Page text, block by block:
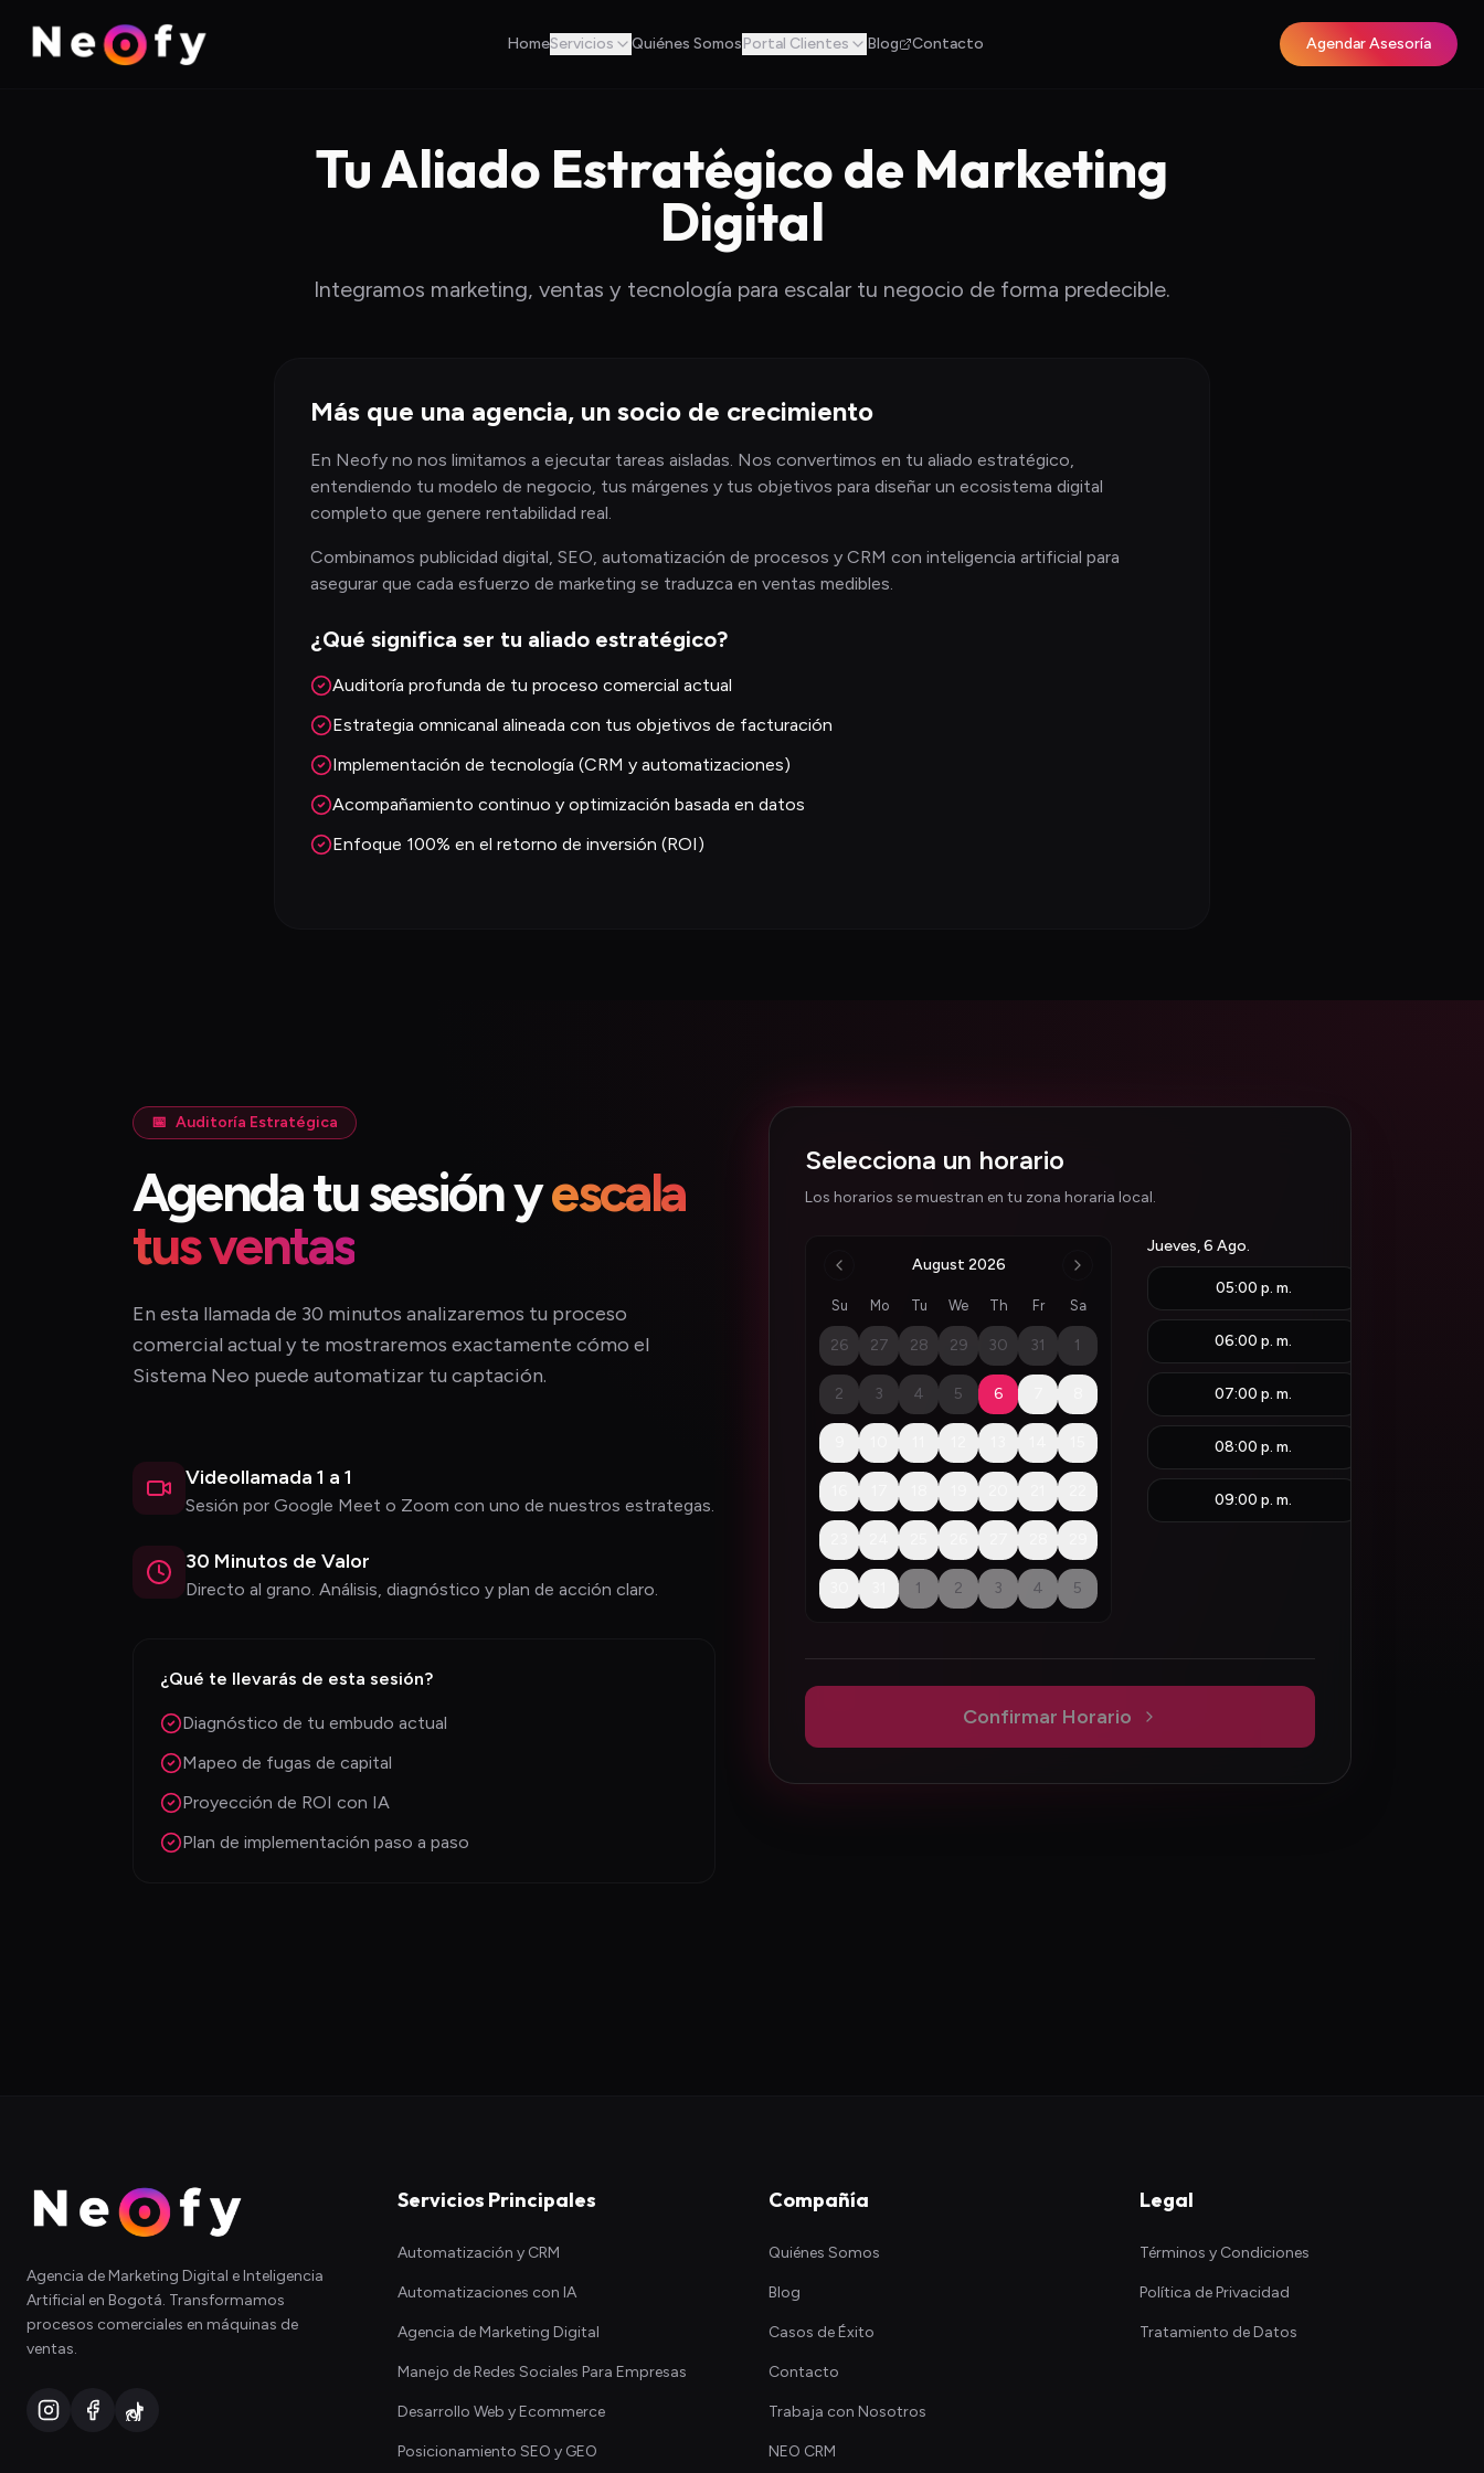
HomeServicios Quiénes SomosPortal Clientes Blog Contacto Agendar Asesoría
Tu Aliado Estratégico de Marketing
Digital
Integramos marketing, ventas y tecnología para escalar tu negocio de forma predecible.
Más que una agencia, un socio de crecimiento
En Neofy no nos limitamos a ejecutar tareas aisladas. Nos convertimos en tu aliado estratégico,
entendiendo tu modelo de negocio, tus márgenes y tus objetivos para diseñar un ecosistema digital
completo que genere rentabilidad real.
Combinamos publicidad digital, SEO, automatización de procesos y CRM con inteligencia artificial para
asegurar que cada esfuerzo de marketing se traduzca en ventas medibles.
¿Qué significa ser tu aliado estratégico?
Auditoría profunda de tu proceso comercial actual
Estrategia omnicanal alineada con tus objetivos de facturación
Implementación de tecnología (CRM y automatizaciones)
Acompañamiento continuo y optimización basada en datos
Enfoque 100% en el retorno de inversión (ROI)
📅 Auditoría Estratégica
Agenda tu sesión yescala
tus ventas
En esta llamada de 30 minutos analizaremos tu proceso
comercial actual y te mostraremos exactamente cómo el
Sistema Neo puede automatizar tu captación.
Videollamada 1 a 1
Sesión por Google Meet o Zoom con uno de nuestros estrategas.
30 Minutos de Valor
Directo al grano. Análisis, diagnóstico y plan de acción claro.
¿Qué te llevarás de esta sesión?
Diagnóstico de tu embudo actual
Mapeo de fugas de capital
Proyección de ROI con IA
Plan de implementación paso a paso
Selecciona un horario
Los horarios se muestran en tu zona horaria local.
August 2026
Su Mo Tu We Th Fr Sa
26 27 28 29 30 31 1
2 3 4 5 6
1 2 3 4 5
Jueves, 6 Ago.
05:00 p. m.
06:00 p. m.
07:00 p. m.
08:00 p. m.
09:00 p. m.
Confirmar Horario
Agencia de Marketing Digital e Inteligencia
Artificial en Bogotá. Transformamos
procesos comerciales en máquinas de
ventas.
Servicios Principales
Automatización y CRM
Automatizaciones con IA
Agencia de Marketing Digital
Manejo de Redes Sociales Para Empresas
Desarrollo Web y Ecommerce
Posicionamiento SEO y GEO
Compañía
Quiénes Somos
Blog
Casos de Éxito
Contacto
Trabaja con Nosotros
NEO CRM
Legal
Términos y Condiciones
Política de Privacidad
Tratamiento de Datos